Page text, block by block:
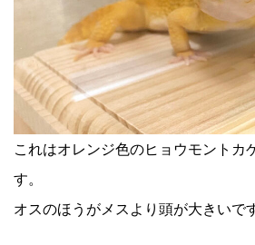
これはオレンジ色のヒョウモントカ
す。
オスのほうがメスより頭が大きいで